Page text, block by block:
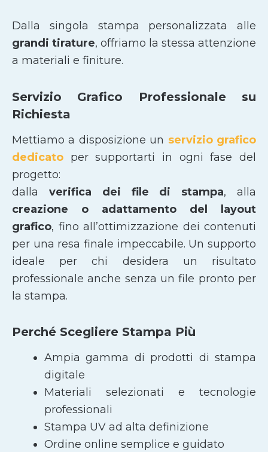
Dalla singola stampa personalizzata alle
grandi tirature, offriamo la stessa attenzione
a materiali e finiture.
Servizio Grafico Professionale su
Richiesta
Mettiamo a disposizione un servizio grafico
dedicato per supportarti in ogni fase del
progetto:
dalla verifica dei file di stampa, alla
creazione o adattamento del layout
grafico, fino all’ottimizzazione dei contenuti
per una resa finale impeccabile. Un supporto
ideale per chi desidera un risultato
professionale anche senza un file pronto per
la stampa.
Perché Scegliere Stampa Più
Ampia gamma di prodotti di stampa
digitale
Materiali selezionati e tecnologie
professionali
Stampa UV ad alta definizione
Ordine online semplice e guidato